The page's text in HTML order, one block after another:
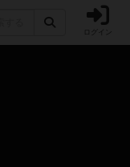
ログイン